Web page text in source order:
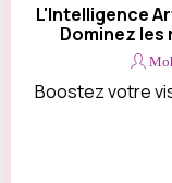
L'Intelligence
Dominez
Boostez votre